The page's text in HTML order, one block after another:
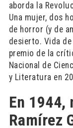
aborda la
Una mujer, dos
de horror (y de
desierto. Vida de
premio de la
Nacional de
y Literatura en
En
Ramírez